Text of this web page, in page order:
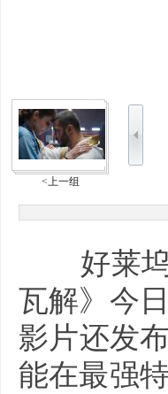
<上一组
好莱坞
瓦解》今
影片还发
能在最强